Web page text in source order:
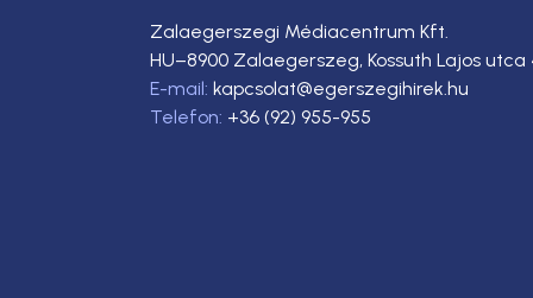
Zalaegerszegi Médiacentrum Kft.
HU–8900 Zalaegerszeg, Kossuth Lajos utca
E-mail: kapcsolat@egerszegihirek.hu
Telefon: +36 (92) 955-955